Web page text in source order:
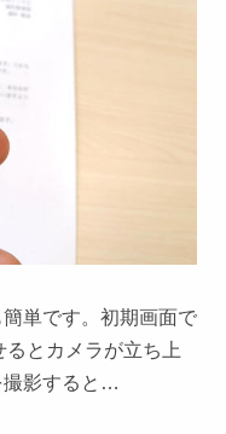
単です。初期画面で
とカメラが立ち上
撮影すると…